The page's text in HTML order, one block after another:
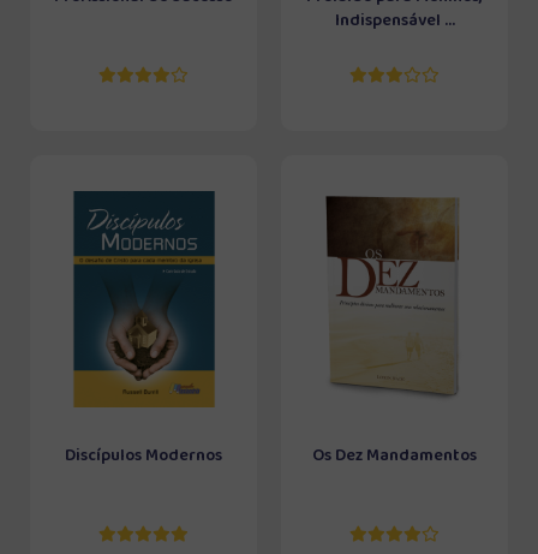
Indispensável ...
Discípulos Modernos Os Dez Mandamentos